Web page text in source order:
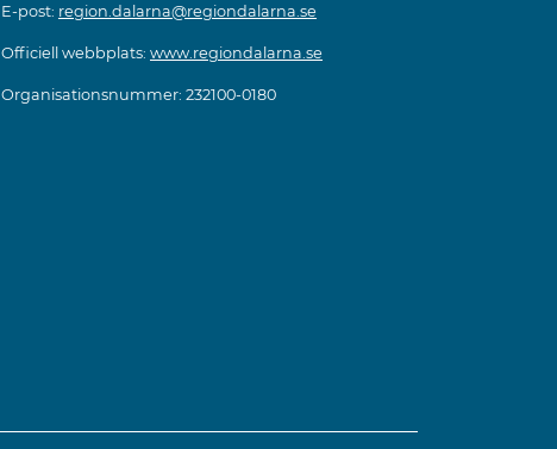
E-post: region.dalarna@regiondalarna.se
Officiell webbplats: www.regiondalarna.se
Organisationsnummer: 232100-0180